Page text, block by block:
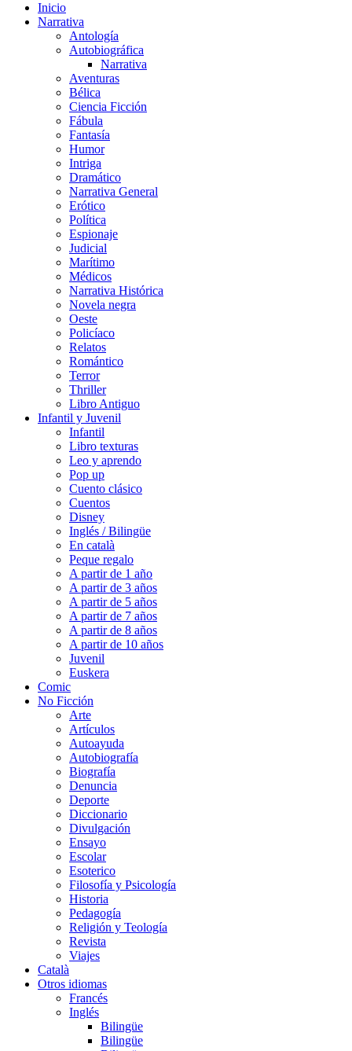
Inicio
Narrativa
Antología
Autobiográfica
Narrativa
Aventuras
Bélica
Ciencia Ficción
Fábula
Fantasía
Humor
Intriga
Dramático
Narrativa General
Erótico
Política
Espionaje
Judicial
Marítimo
Médicos
Narrativa Histórica
Novela negra
Oeste
Policíaco
Relatos
Romántico
Terror
Thriller
Libro Antiguo
Infantil y Juvenil
Infantil
Libro texturas
Leo y aprendo
Pop up
Cuento clásico
Cuentos
Disney
Inglés / Bilingüe
En català
Peque regalo
A partir de 1 año
A partir de 3 años
A partir de 5 años
A partir de 7 años
A partir de 8 años
A partir de 10 años
Juvenil
Euskera
Comic
No Ficción
Arte
Artículos
Autoayuda
Autobiografía
Biografía
Denuncia
Deporte
Diccionario
Divulgación
Ensayo
Escolar
Esoterico
Filosofía y Psicología
Historia
Pedagogía
Religión y Teología
Revista
Viajes
Català
Otros idiomas
Francés
Inglés
Bilingüe
Bilingüe